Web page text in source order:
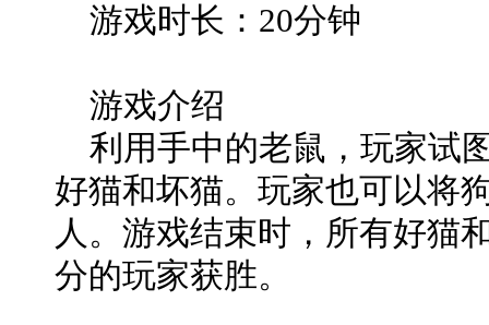
游戏时长：20分钟
游戏介绍
利用手中的老鼠，玩家试
好猫和坏猫。玩家也可以将
人。游戏结束时，所有好猫
分的玩家获胜。